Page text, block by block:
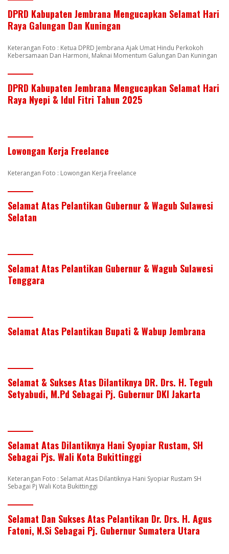
DPRD Kabupaten Jembrana Mengucapkan Selamat Hari
Raya Galungan Dan Kuningan
Keterangan Foto : Ketua DPRD Jembrana Ajak Umat Hindu Perkokoh
Kebersamaan Dan Harmoni, Maknai Momentum Galungan Dan Kuningan
DPRD Kabupaten Jembrana Mengucapkan Selamat Hari
Raya Nyepi & Idul Fitri Tahun 2025
Lowongan Kerja Freelance
Keterangan Foto : Lowongan Kerja Freelance
Selamat Atas Pelantikan Gubernur & Wagub Sulawesi
Selatan
Selamat Atas Pelantikan Gubernur & Wagub Sulawesi
Tenggara
Selamat Atas Pelantikan Bupati & Wabup Jembrana
Selamat & Sukses Atas Dilantiknya DR. Drs. H. Teguh
Setyabudi, M.Pd Sebagai Pj. Gubernur DKI Jakarta
Selamat Atas Dilantiknya Hani Syopiar Rustam, SH
Sebagai Pjs. Wali Kota Bukittinggi
Keterangan Foto : Selamat Atas Dilantiknya Hani Syopiar Rustam SH
Sebagai Pj Wali Kota Bukittinggi
Selamat Dan Sukses Atas Pelantikan Dr. Drs. H. Agus
Fatoni, N.Si Sebagai Pj. Gubernur Sumatera Utara